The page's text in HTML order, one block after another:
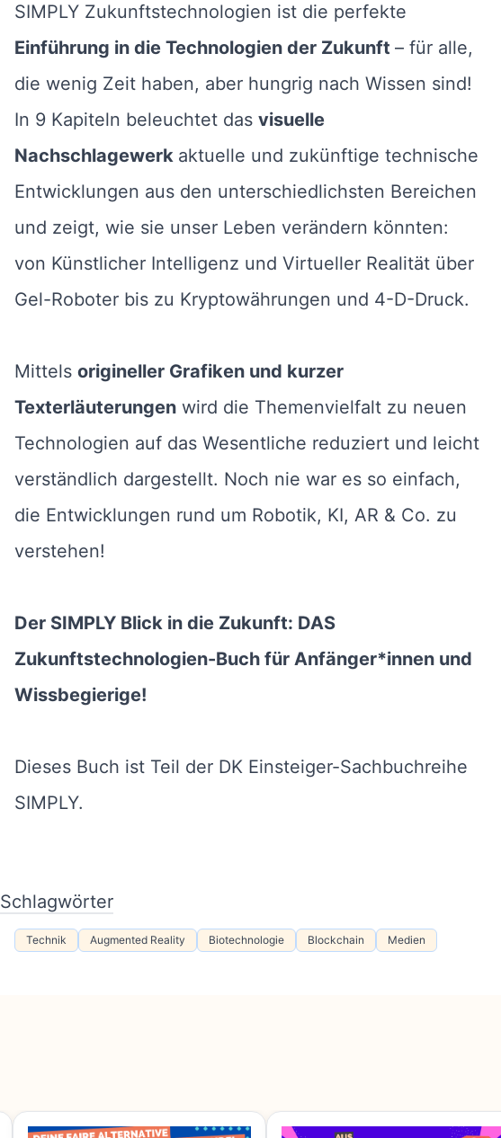
SIMPLY Zukunftstechnologien ist die perfekte
Einführung in die Technologien der Zukunft – für alle,
die wenig Zeit haben, aber hungrig nach Wissen sind!
In 9 Kapiteln beleuchtet das visuelle
Nachschlagewerk aktuelle und zukünftige technische
Entwicklungen aus den unterschiedlichsten Bereichen
und zeigt, wie sie unser Leben verändern könnten:
von Künstlicher Intelligenz und Virtueller Realität über
Gel-Roboter bis zu Kryptowährungen und 4-D-Druck.
Mittels origineller Grafiken und kurzer
Texterläuterungenwird die Themenvielfalt zu neuen
Technologien auf das Wesentliche reduziert und leicht
verständlich dargestellt. Noch nie war es so einfach,
die Entwicklungen rund um Robotik, KI, AR & Co. zu
verstehen!
Der SIMPLY Blick in die Zukunft: DAS
Zukunftstechnologien-Buch für Anfänger*innen und
Wissbegierige!
Dieses Buch ist Teil der DK Einsteiger-Sachbuchreihe
SIMPLY.
Schlagwörter
Technik Augmented Reality Biotechnologie Blockchain Medien